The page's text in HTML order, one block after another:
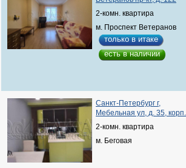
2-комн. квартира
м. Проспект Ветеранов
только в итаке
есть в наличии
Санкт-Петербург г,
Мебельная ул, д. 35,
2-комн. квартира
м. Беговая